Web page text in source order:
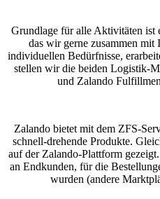
Grundlage für alle Aktivitäten ist
das wir gerne zusammen mit
individuellen Bedürfnisse,
stellen wir die beiden Logistik-
und Zalando
Zalando bietet mit dem ZFS-
schnell-drehende Produkte.
auf der Zalando-Plattform
an Endkunden, für die
wurden (andere